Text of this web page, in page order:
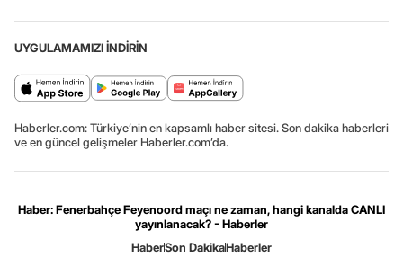
UYGULAMAMIZI İNDİRİN
Haberler.com: Türkiye’nin en kapsamlı haber sitesi. Son dakika haberleri
ve en güncel gelişmeler Haberler.com’da.
Haber: Fenerbahçe Feyenoord maçı ne zaman, hangi kanalda CANLI
yayınlanacak? - Haberler
HaberSon DakikaHaberler